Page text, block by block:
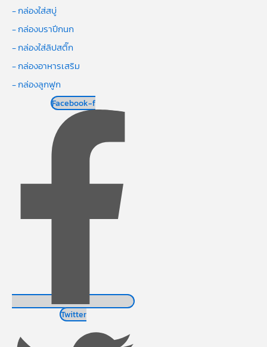
- กล่องใส่สบู่
- กล่องบราปีกนก
- กล่องใส่ลิปสติ๊ก
- กล่องอาหารเสริม
- กล่องลูกฟูก
Facebook-f
Twitter